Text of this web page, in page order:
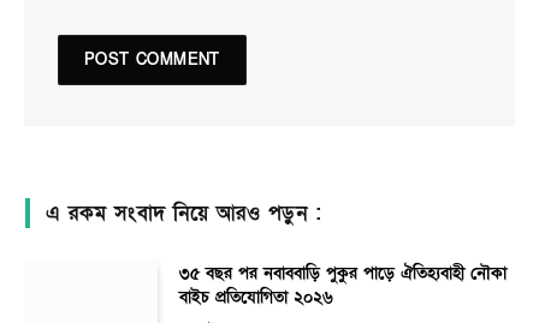
এ রকম সংবাদ নিয়ে আরও পড়ুন :
৩৫ বছর পর নবাববাড়ি পুকুর পাড়ে ঐতিহ্যবাহী নৌকা
বাইচ প্রতিযোগিতা ২০২৬